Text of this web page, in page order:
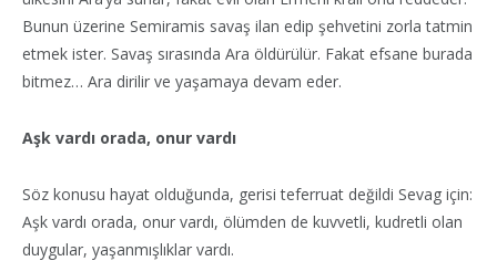
Bunun üzerine Semiramis savaş ilan edip şehvetini zorla tatmin
etmek ister. Savaş sırasında Ara öldürülür. Fakat efsane burada
bitmez… Ara dirilir ve yaşamaya devam eder.
Aşk vardı orada, onur vardı
Söz konusu hayat olduğunda, gerisi teferruat değildi Sevag için:
Aşk vardı orada, onur vardı, ölümden de kuvvetli, kudretli olan
duygular, yaşanmışlıklar vardı.